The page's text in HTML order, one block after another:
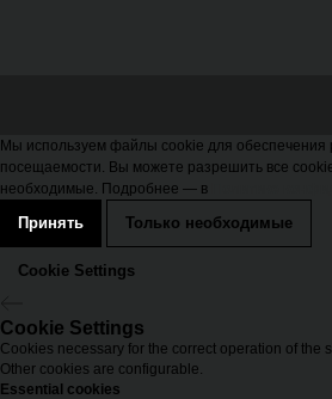
Мы используем файлы cookie для обеспечения
посещаемости. Вы можете разрешить все
необходимые. Подробнее — в
Принять Только необходимые
Cookie Settings
Cookie Settings
Cookies necessary for the correct operation of the
Other cookies are configurable.
Essential cookies